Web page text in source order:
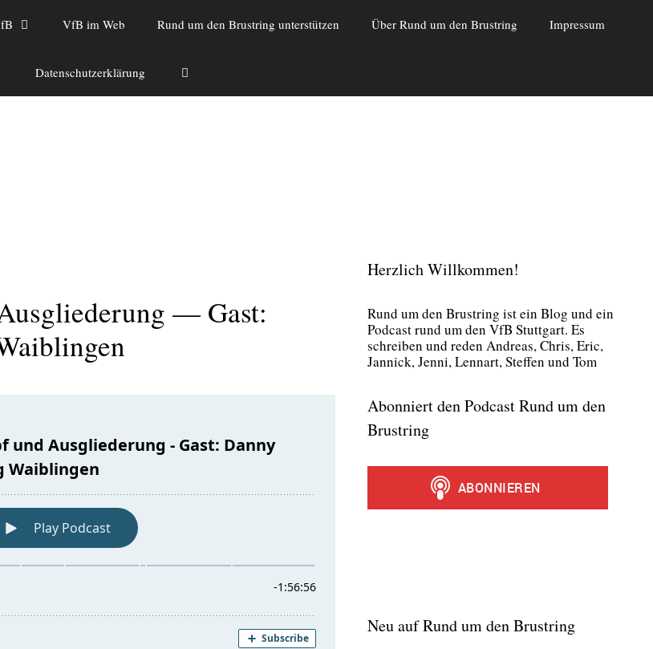
VfB im Web Rund um den Brustring unterstützen Über Rund um den Brustring Impressum
Datenschutzerklärung
— Gast:
Herzlich Willkommen!
Rund um den Brust­ring ist ein Blog und ein
Pod­cast rund um den VfB Stutt­gart. Es
schrei­ben und reden Andre­as, Chris, Eric,
Jan­nick, Jen­ni, Lenn­art, Stef­fen und Tom
Abonniert den Podcast Rund um den
Brustring
Neu auf Rund um den Brustring